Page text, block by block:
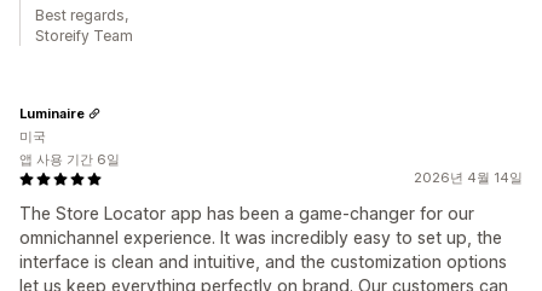
Best regards,
Storeify Team
2026년 4월 14일
The Store Locator app has been a game‑changer for our
omnichannel experience. It was incredibly easy to set up, the
interface is clean and intuitive, and the customization options
let us keep everything perfectly on brand. Our customers can
Luminaire
미국
앱 사용 기간 6일